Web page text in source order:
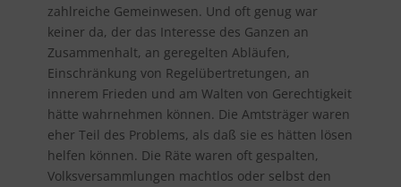
zahlreiche Gemeinwesen. Und oft genug war
keiner da, der das Interesse des Ganzen an
Zusammenhalt, an geregelten Abläufen,
Einschränkung von Regelübertretungen, an
innerem Frieden und am Walten von Gerechtigkeit
hätte wahrnehmen können. Die Amtsträger waren
eher Teil des Problems, als daß sie es hätten lösen
helfen können. Die Räte waren oft gespalten,
Volksversammlungen machtlos oder selbst den